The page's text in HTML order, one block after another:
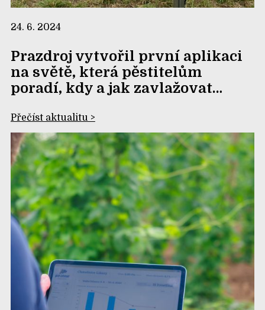
24. 6. 2024
Prazdroj vytvořil první aplikaci
na světě, která pěstitelům
poradí, kdy a jak zavlažovat…
Přečíst aktualitu >